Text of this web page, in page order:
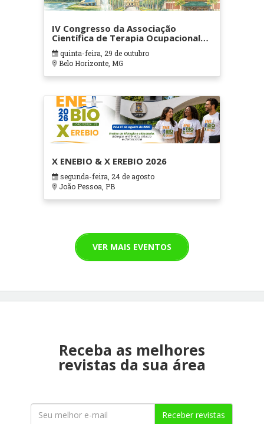
IV Congresso da Associação
Científica de Terapia Ocupacional
em Contextos Hospitalares e
Cuidados Paliativos - ATOHOSP
quinta-feira, 29 de outubro
Belo Horizonte, MG
X ENEBIO & X EREBIO 2026
segunda-feira, 24 de agosto
João Pessoa, PB
VER MAIS EVENTOS
Receba as melhores
revistas da sua área
Receber revistas